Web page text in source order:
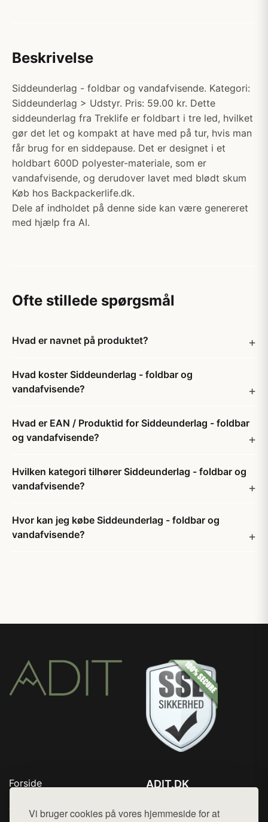
Vi bruger cookies på vores hjemmeside for at
Beskrivelse
Siddeunderlag - foldbar og vandafvisende. Kategori:
Siddeunderlag > Udstyr. Pris: 59.00 kr. Dette
siddeunderlag fra Treklife er foldbart i tre led, hvilket
gør det let og kompakt at have med på tur, hvis man
får brug for en siddepause. Det er designet i et
holdbart 600D polyester-materiale, som er
vandafvisende, og derudover lavet med blødt skum
Køb hos Backpackerlife.dk.
Dele af indholdet på denne side kan være genereret
med hjælp fra AI.
Ofte stillede spørgsmål
Hvad er navnet på produktet?
Hvad koster Siddeunderlag - foldbar og
vandafvisende?
Hvad er EAN / Produktid for Siddeunderlag - foldbar
og vandafvisende?
Hvilken kategori tilhører Siddeunderlag - foldbar og
vandafvisende?
Hvor kan jeg købe Siddeunderlag - foldbar og
vandafvisende?
Forside
Top Rabatter
ADIT.DK